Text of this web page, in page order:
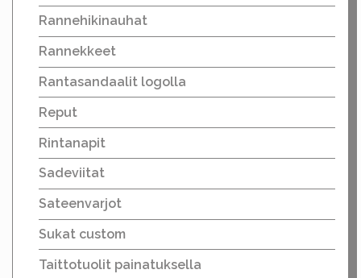
Rannehikinauhat
Rannekkeet
Rantasandaalit logolla
Reput
Rintanapit
Sadeviitat
Sateenvarjot
Sukat custom
Taittotuolit painatuksella